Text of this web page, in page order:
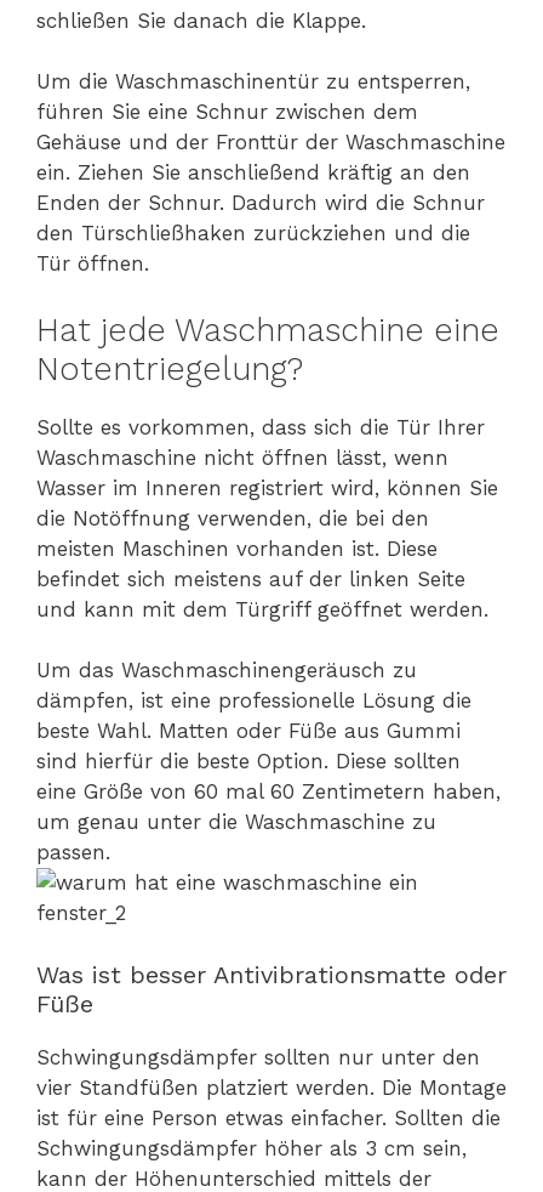
schließen Sie danach die Klappe.
Um die Waschmaschinentür zu entsperren,
führen Sie eine Schnur zwischen dem
Gehäuse und der Fronttür der Waschmaschine
ein. Ziehen Sie anschließend kräftig an den
Enden der Schnur. Dadurch wird die Schnur
den Türschließhaken zurückziehen und die
Tür öffnen.
Hat jede Waschmaschine eine
Notentriegelung?
Sollte es vorkommen, dass sich die Tür Ihrer
Waschmaschine nicht öffnen lässt, wenn
Wasser im Inneren registriert wird, können Sie
die Notöffnung verwenden, die bei den
meisten Maschinen vorhanden ist. Diese
befindet sich meistens auf der linken Seite
und kann mit dem Türgriff geöffnet werden.
Um das Waschmaschinengeräusch zu
dämpfen, ist eine professionelle Lösung die
beste Wahl. Matten oder Füße aus Gummi
sind hierfür die beste Option. Diese sollten
eine Größe von 60 mal 60 Zentimetern haben,
um genau unter die Waschmaschine zu
passen.
Was ist besser Antivibrationsmatte oder
Füße
Schwingungsdämpfer sollten nur unter den
vier Standfüßen platziert werden. Die Montage
ist für eine Person etwas einfacher. Sollten die
Schwingungsdämpfer höher als 3 cm sein,
kann der Höhenunterschied mittels der